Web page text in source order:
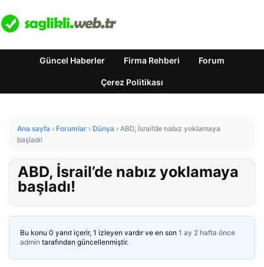
Güncel Haberler Firma Rehberi Forum
Çerez Politikası
Ana sayfa › Forumlar › Dünya › ABD, İsrail’de nabız yoklamaya
başladı!
ABD, İsrail’de nabız yoklamaya
başladı!
Bu konu 0 yanıt içerir, 1 izleyen vardır ve en son 1 ay 2 hafta önce
admin tarafından güncellenmiştir.